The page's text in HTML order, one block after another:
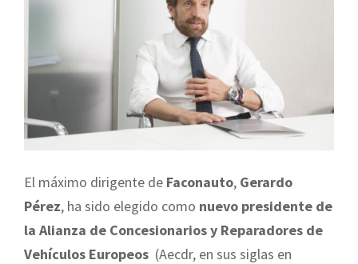
El máximo dirigente de Faconauto, Gerardo
Pérez, ha sido elegido como nuevo presidente de
la Alianza de Concesionarios y Reparadores de
Vehículos Europeos (Aecdr, en sus siglas en